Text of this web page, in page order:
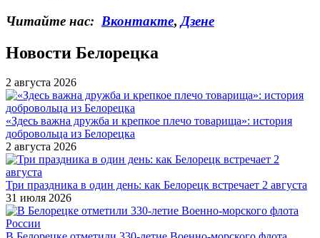
Читайте нас: Вконтакте, Дзене
Новости Белорецка
2 августа 2026
«Здесь важна дружба и крепкое плечо товарища»: история
добровольца из Белорецка
2 августа 2026
Три праздника в один день: как Белорецк встречает 2 августа
31 июля 2026